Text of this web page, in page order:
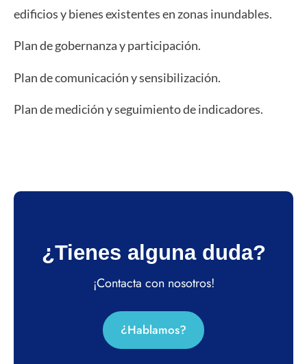
edificios y bienes existentes en zonas inundables.
Plan de gobernanza y participación.
Plan de comunicación y sensibilización.
Plan de medición y seguimiento de indicadores.
¿Tienes alguna duda?
¡Contacta con nosotros!
¿Hablamos?